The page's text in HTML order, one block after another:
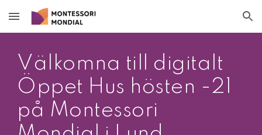
Skip to main content Skip to navigation
Välkomna till digitalt
Öppet Hus hösten -21
på Montessori